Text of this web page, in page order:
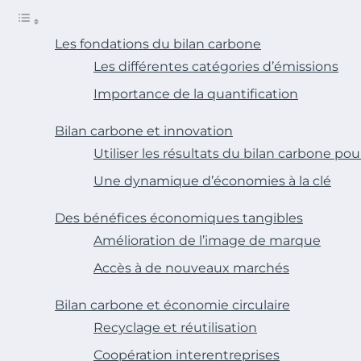
Les fondations du bilan carbone
Les différentes catégories d’émissions
Importance de la quantification
Bilan carbone et innovation
Utiliser les résultats du bilan carbone
Une dynamique d’économies à la clé
Des bénéfices économiques tangibles
Amélioration de l’image de marque
Accès à de nouveaux marchés
Bilan carbone et économie circulaire
Recyclage et réutilisation
Coopération interentreprises